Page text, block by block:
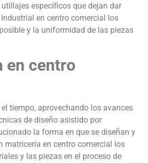
específicos que dejan dar
en centro comercial los
y la uniformidad de las piezas
en centro
tiempo, aprovechando los avances
de diseño asistido por
la forma en que se diseñan y
matricería en centro comercial los
y las piezas en el proceso de